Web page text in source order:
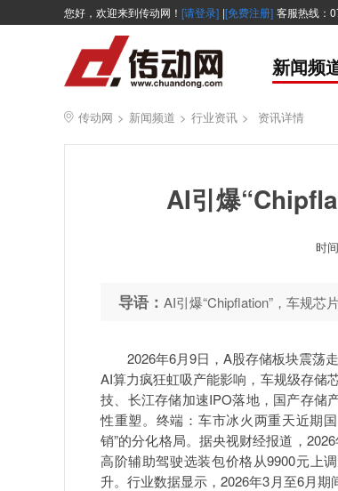
您好，欢迎来到传动网！ [请登录] |[免费注册] 客服热线：
新闻频
传动网 > 新闻频道 > 行业资讯 > 资讯详情
AI引爆
时
导语： AI引爆“Chipflation”，车规芯
2026年6月9日，A股存储板块震荡走
AI算力疯狂虹吸产能影响，车规级存储
技、长江存储加速IPO落地，国产存储
性重塑。终端：车市冰火两重天近期
销”的分化格局。据央视财经报道，
高阶辅助驾驶选装包价格从9900元上
升。行业数据显示，2026年3月至6月